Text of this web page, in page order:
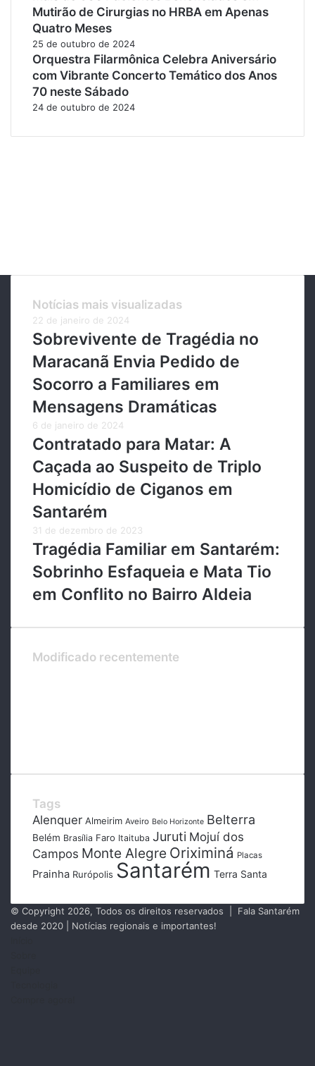
Mutirão de Cirurgias no HRBA em Apenas
Quatro Meses
25 de outubro de 2024
Orquestra Filarmônica Celebra Aniversário
com Vibrante Concerto Temático dos Anos
70 neste Sábado
24 de outubro de 2024
Notícias mais visualizadas
22 de janeiro de 2024
Sobrevivente de Tragédia no
Maracanã Envia Pedido de
Socorro a Familiares em
Mensagens Dramáticas
6 de janeiro de 2024
Contratado para Matar: A
Caçada ao Suspeito de Triplo
Homicídio de Ciganos em
Santarém
31 de dezembro de 2023
Tragédia Familiar em Santarém:
Sobrinho Esfaqueia e Mata Tio
em Conflito no Bairro Aldeia
Modificado recentemente
Tags
Alenquer Almeirim Aveiro Belo Horizonte Belterra
Belém Brasília Faro Itaituba Juruti Mojuí dos
Campos Monte Alegre Oriximiná Placas
Prainha Rurópolis Santarém Terra Santa
© Copyright 2026, Todos os direitos reservados | Fala Santarém
desde 2020 | Notícias regionais e importantes!